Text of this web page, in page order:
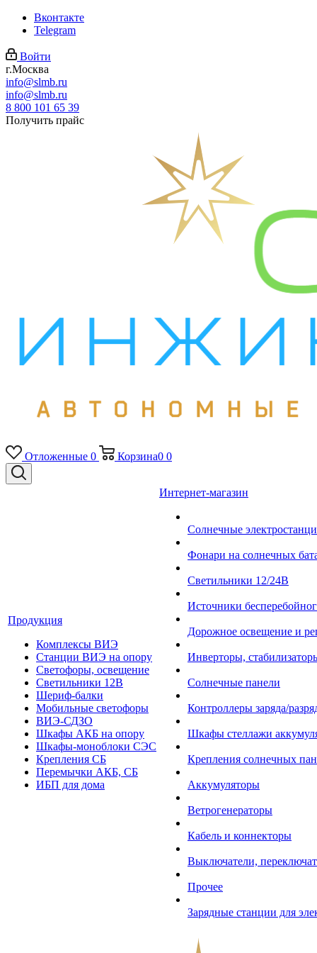
Вконтакте
Telegram
Войти
г.Москва
info@slmb.ru
info@slmb.ru
8 800 101 65 39
Получить прайс
Отложенные 0 Корзина0 0
Продукция
Комплексы ВИЭ
Станции ВИЭ на опору
Светофоры, освещение
Светильники 12В
Шериф-балки
Мобильные светофоры
ВИЭ-СДЗО
Шкафы АКБ на опору
Шкафы-моноблоки СЭС
Крепления СБ
Перемычки АКБ, СБ
ИБП для дома
Интернет-магазин
Солнечные
Фонари на солнечных
Светильники 12/24В
Источники
Дорожное освещение и
Инверторы,
Солнечные панели
Контроллеры заряда/
Шкафы стеллажи
Крепления солнечных
Аккумуляторы
Ветрогенераторы
Кабель и коннекторы
Выключатели,
Прочее
Зарядные станции для